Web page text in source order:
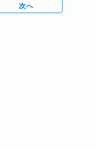
次へ